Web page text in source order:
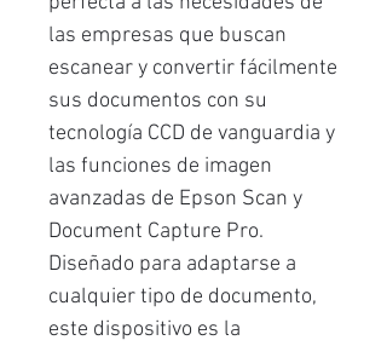
las empresas que buscan
escanear y convertir fácilmente
sus documentos con su
tecnología CCD de vanguardia y
las funciones de imagen
avanzadas de Epson Scan y
Document Capture Pro.
Diseñado para adaptarse a
cualquier tipo de documento,
este dispositivo es la